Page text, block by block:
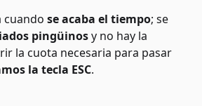
cuandose acaba el tiempo; se
pingüinosy no hay la
la cuota necesaria para pasar
la tecla ESC.